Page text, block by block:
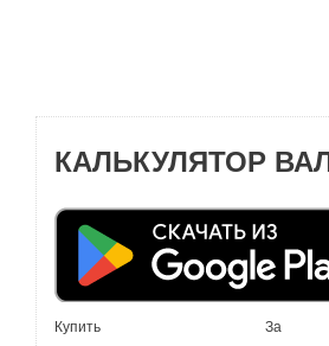
КАЛЬКУЛЯТОР
Купить За